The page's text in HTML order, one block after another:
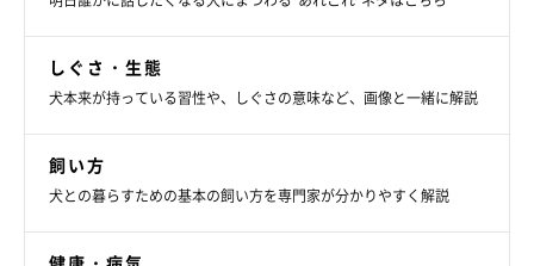
しぐさ・生態
犬本来が持っている習性や、しぐさの意味など、画像と一緒に解説
飼い方
犬との暮らすための基本の飼い方を専門家が分かりやすく解説